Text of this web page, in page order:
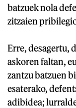
batzuek nola
zitzaien
Erre, desagertu,
askoren faltan,
zantzu batzuen
esaterako,
adibidea;